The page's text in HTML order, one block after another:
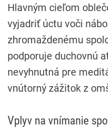
Hlavným cieľom
vyjadriť úctu voči
zhromaždenému
podporuje duchovnú
nevyhnutná pre
vnútorný zážitok z
Vplyv na vnímanie